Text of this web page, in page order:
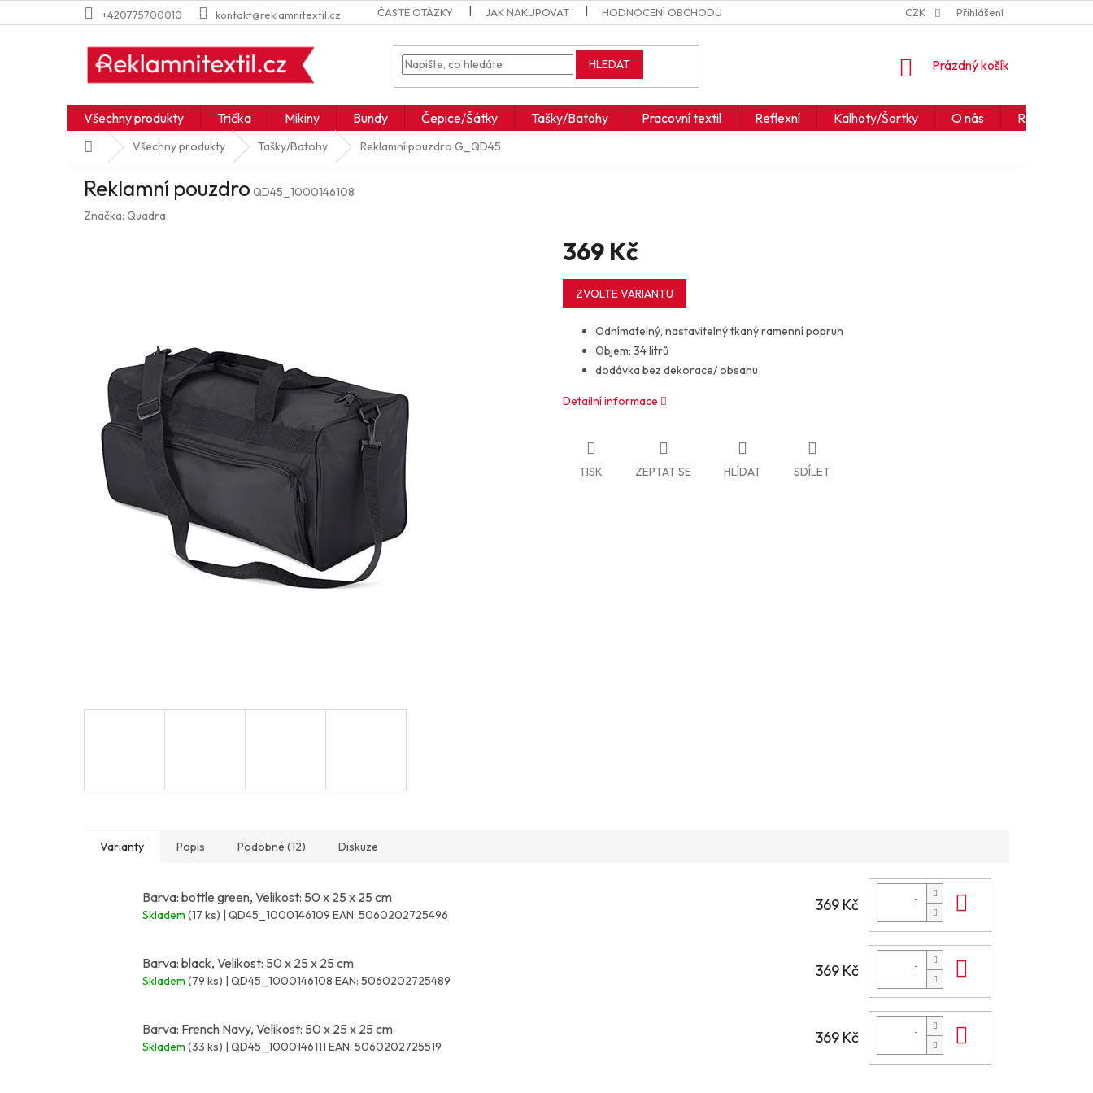
na
+420775700010 kontakt@reklamnitextil.cz ČASTÉ OTÁZKY JAK NAKUPOVAT HODNOCENÍ OBCHODU JAK ČÍST IKONY A SYMBOLY OBCHODNÍ
CZK Přihlášení
HLEDAT
NÁKUPNÍ
Prázdný košík
Všechny produkty Trička Mikiny Bundy Čepice/Šátky Tašky/Batohy Pracovní textil Reflexní Kalhoty/Šortky O nás Realizace
Domů Všechny produkty Tašky/Batohy Reklamní pouzdro G_QD45
Reklamní pouzdro QD45_1000146108
Značka: Quadra
369 Kč
Měrná
cena:
ZVOLTE VARIANTU
Odnímatelný, nastavitelný tkaný ramenní popruh
Objem: 34 litrů
dodávka bez dekorace/ obsahu
Detailní informace
TISK ZEPTAT SE HLÍDAT SDÍLET
Varianty Popis Podobné (12) Diskuze
Barva: bottle green, Velikost: 50 x 25 x 25 cm
Skladem (17 ks) | QD45_1000146109 EAN: 5060202725496
369 Kč
Barva: black, Velikost: 50 x 25 x 25 cm
Skladem (79 ks) | QD45_1000146108 EAN: 5060202725489
369 Kč
Barva: French Navy, Velikost: 50 x 25 x 25 cm
Skladem (33 ks) | QD45_1000146111 EAN: 5060202725519
369 Kč